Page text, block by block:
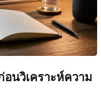
นวิเคราะห์ความ